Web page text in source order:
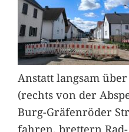
Anstatt langsam
(rechts von der
Burg-Gräfenröder
fahren, brettern